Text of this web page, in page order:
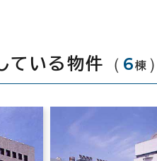
ている物件 （ 6棟 ）